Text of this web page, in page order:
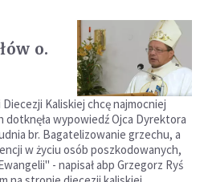
o.
Kaliskiej chcę najmocniej
wypowiedź Ojca Dyrektora
br. Bagatelizowanie grzechu, a
w życiu osób poszkodowanych,
- napisał abp Grzegorz Ryś